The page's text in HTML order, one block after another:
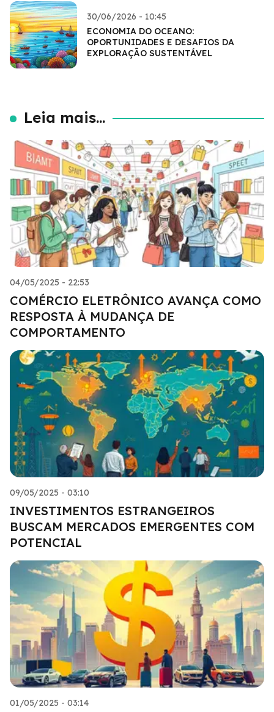
30/06/2026 - 10:45
ECONOMIA DO OCEANO:
OPORTUNIDADES E DESAFIOS DA
EXPLORAÇÃO SUSTENTÁVEL
Leia mais...
04/05/2025 - 22:53
COMÉRCIO ELETRÔNICO AVANÇA COMO
RESPOSTA À MUDANÇA DE
COMPORTAMENTO
09/05/2025 - 03:10
INVESTIMENTOS ESTRANGEIROS
BUSCAM MERCADOS EMERGENTES COM
POTENCIAL
01/05/2025 - 03:14